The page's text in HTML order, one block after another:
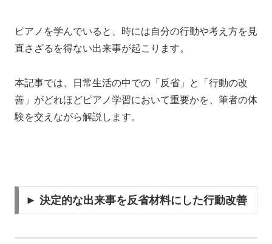
ピアノを学んでいると、時には自分の行動や考え方を見
直さざるを得ない出来事が起こります。
本記事では、日常生活の中での「反省」と「行動の改
善」がどれほどピアノ学習において重要かを、筆者の体
験を交えながら解説します。
► 決定的な出来事を反省材料にした行動改善